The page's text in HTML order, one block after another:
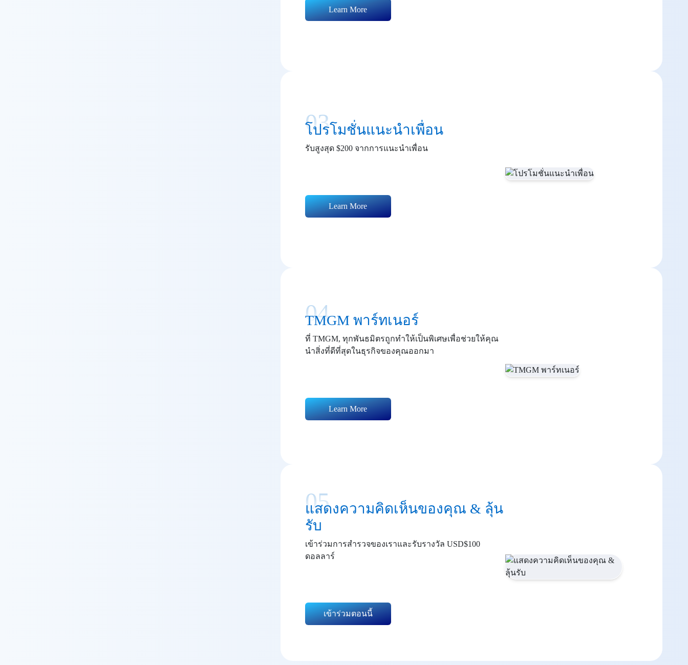
Learn More
03
โปรโมชั่นแนะนำเพื่อน
รับสูงสุด $200 จากการแนะนำเพื่อน
Learn More
04
TMGM พาร์ทเนอร์
ที่ TMGM, ทุกพันธมิตรถูกทำให้เป็นพิเศษเพื่อช่วยให้คุณ
นำสิ่งที่ดีที่สุดในธุรกิจของคุณออกมา
Learn More
05
แสดงความคิดเห็นของคุณ & ลุ้น
รับ
เข้าร่วมการสำรวจของเราและรับรางวัล USD$100
ดอลลาร์
เข้าร่วมตอนนี้